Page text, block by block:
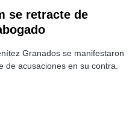
se retracte de
Granados se manifestaron
de acusaciones en su contra.